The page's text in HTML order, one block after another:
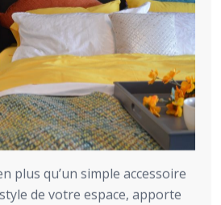
plus qu’un simple accessoire
de votre espace, apporte